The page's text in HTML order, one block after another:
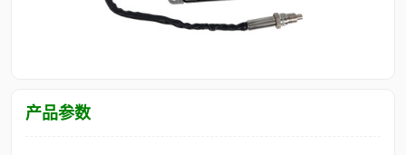
产品参数